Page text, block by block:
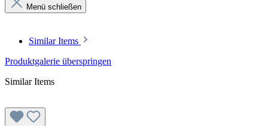
Menü schließen
Similar Items
Produktgalerie überspringen
Similar Items